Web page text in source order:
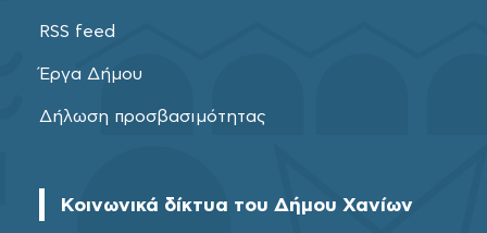
RSS feed
Έργα Δήμου
Δήλωση προσβασιμότητας
Κοινωνικά δίκτυα του Δήμου Χανίων